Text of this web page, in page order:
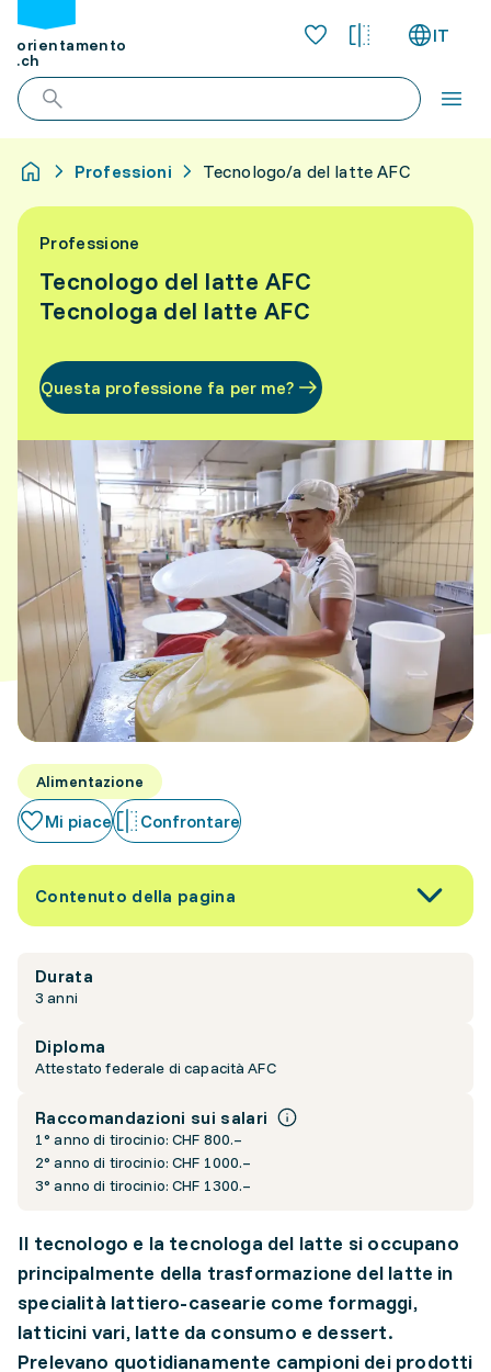
orientamento
.ch
IT
Professioni Tecnologo/a del latte AFC
Professione
Tecnologo del latte AFC
Tecnologa del latte AFC
Questa professione fa per me?
Alimentazione
Mi piace Confrontare
Contenuto della pagina
Durata
3 anni
Diploma
Attestato federale di capacità AFC
Raccomandazioni sui salari
1° anno di tirocinio: CHF 800.–
2° anno di tirocinio: CHF 1000.–
3° anno di tirocinio: CHF 1300.–
Il tecnologo e la tecnologa del latte si occupano
principalmente della trasformazione del latte in
specialità lattiero-casearie come formaggi,
latticini vari, latte da consumo e dessert.
Prelevano quotidianamente campioni dei prodotti